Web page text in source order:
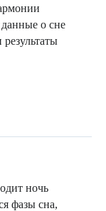
о сне
ночь
фазы сна,